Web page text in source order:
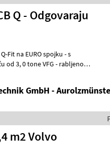
Q - Odgovaraju
VFG - rabljeno
GmbH -
m2 Volvo